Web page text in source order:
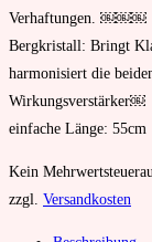
Verhaftungen. ￼￼￼
Bergkristall: Bringt
harmonisiert die
Wirkungsverstärker￼
einfache Länge: 55cm
Kein
zzgl. Versandkosten